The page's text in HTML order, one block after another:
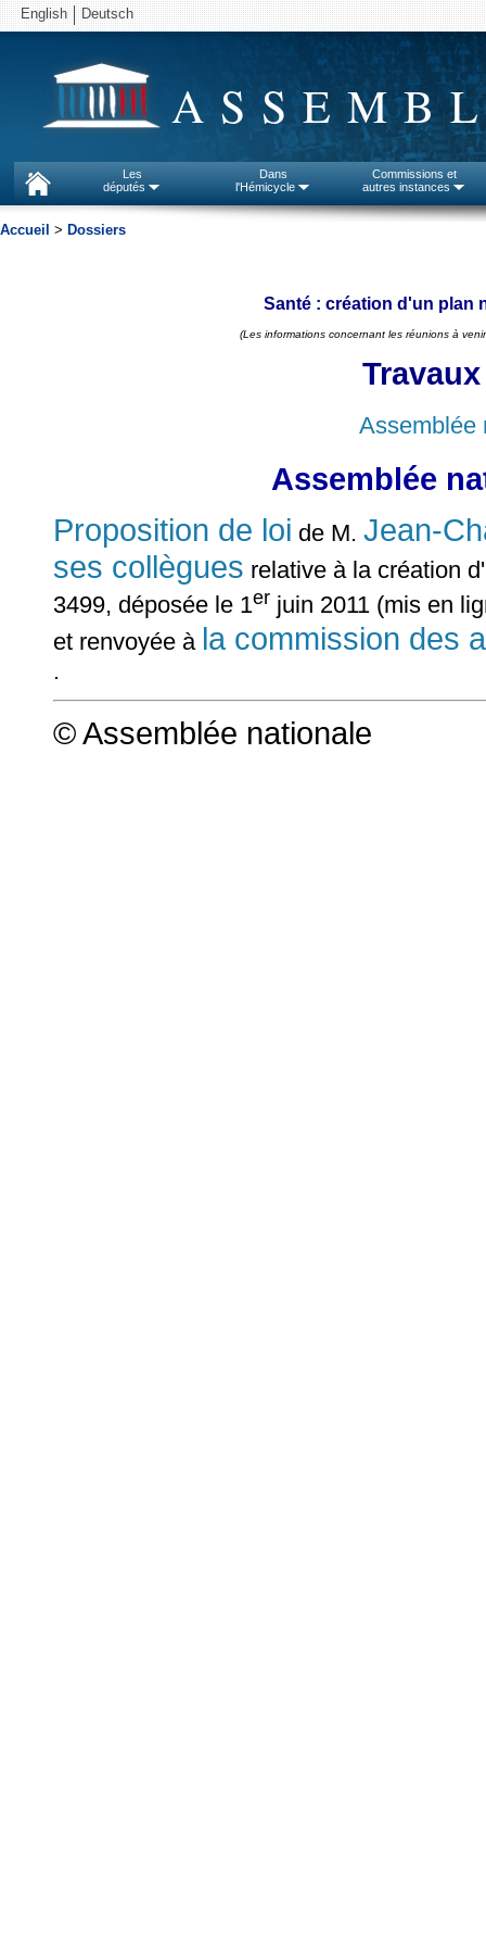
English Deutsch
Les
députés
Dans
l'Hémicycle
Commissions et
autres instances
Accueil > Dossiers
Santé : création d'un plan
(Les informations concernant les réunions à
Assemblée
Assemblée
Proposition de loi de M. Jean-
ses collègues relative à la création
3499, déposée le 1er juin 2011 (mis en
et renvoyée à la commission des
.
© Assemblée nationale